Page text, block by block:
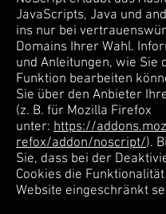
JavaScripts, Java und
ins nur bei
Domains Ihrer Wahl.
und Anleitungen, wie Sie
Funktion bearbeiten
Sie über den Anbieter
(z. B. für Mozilla Firefox
unter: https://
refox/addon/noscript/).
Sie, dass bei der
Cookies die
Website eingeschränkt